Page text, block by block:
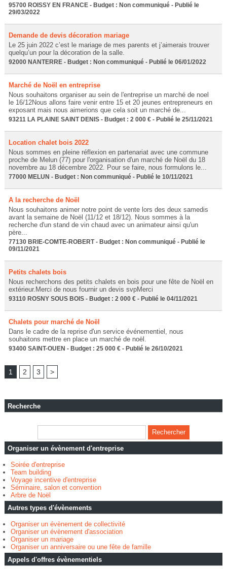
95700 ROISSY EN FRANCE - Budget : Non communiqué - Publié le
29/03/2022
Demande de devis décoration mariage
Le 25 juin 2022 c’est le mariage de mes parents et j’aimerais trouver
quelqu’un pour la décoration de la salle.
92000 NANTERRE - Budget : Non communiqué - Publié le 06/01/2022
Marché de Noël en entreprise
Nous souhaitons organiser au sein de l'entreprise un marché de noel
le 16/12Nous allons faire venir entre 15 et 20 jeunes entrepreneurs en
exposant mais nous aimerions que cela soit un marché de...
93211 LA PLAINE SAINT DENIS - Budget : 2 000 € - Publié le 25/11/2021
Location chalet bois 2022
Nous sommes en pleine réflexion en partenariat avec une commune
proche de Melun (77) pour l'organisation d'un marché de Noël du 18
novembre au 18 décembre 2022. Pour se faire, nous formulons le...
77000 MELUN - Budget : Non communiqué - Publié le 10/11/2021
A la recherche de Noël
Nous souhaitons animer notre point de vente lors des deux samedis
avant la semaine de Noël (11/12 et 18/12). Nous sommes à la
recherche d'un stand de vin chaud avec un animateur ainsi qu'un
père...
77130 BRIE-COMTE-ROBERT - Budget : Non communiqué - Publié le
09/11/2021
Petits chalets bois
Nous recherchons des petits chalets en bois pour une fête de Noël en
extérieur.Merci de nous fournir un devis svpMerci
93110 ROSNY SOUS BOIS - Budget : 2 000 € - Publié le 04/11/2021
Chalets pour marché de Noël
Dans le cadre de la reprise d'un service événementiel, nous
souhaitons mettre en place un marché de noël.
93400 SAINT-OUEN - Budget : 25 000 € - Publié le 26/10/2021
1 2 3 >
Recherche
Organiser un évènement d'entreprise
Soirée d'entreprise
Team building
Voyage incentive d'entreprise
Séminaire, salon et convention
Arbre de Noël
Autres types d'évènements
Organiser un évènement de collectivité
Organiser un évènement d'association
Organiser un mariage
Organiser un anniversaire ou une fête de famille
Appels d'offres évènementiels